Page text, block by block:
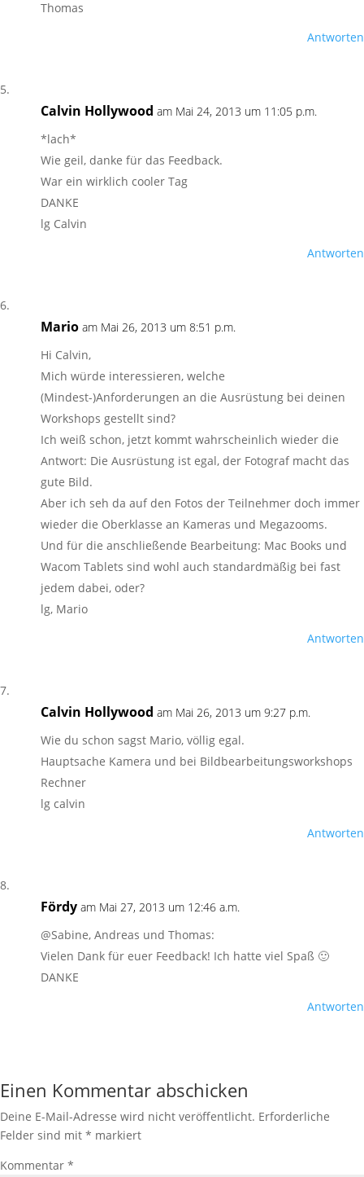
Thomas
Antworten
Calvin Hollywood am Mai 24, 2013 um 11:05 p.m.
*lach*
Wie geil, danke für das Feedback.
War ein wirklich cooler Tag
DANKE
lg Calvin
Antworten
Mario am Mai 26, 2013 um 8:51 p.m.
Hi Calvin,
Mich würde interessieren, welche
(Mindest-)Anforderungen an die Ausrüstung bei deinen
Workshops gestellt sind?
Ich weiß schon, jetzt kommt wahrscheinlich wieder die
Antwort: Die Ausrüstung ist egal, der Fotograf macht das
gute Bild.
Aber ich seh da auf den Fotos der Teilnehmer doch immer
wieder die Oberklasse an Kameras und Megazooms.
Und für die anschließende Bearbeitung: Mac Books und
Wacom Tablets sind wohl auch standardmäßig bei fast
jedem dabei, oder?
lg, Mario
Antworten
Calvin Hollywood am Mai 26, 2013 um 9:27 p.m.
Wie du schon sagst Mario, völlig egal.
Hauptsache Kamera und bei Bildbearbeitungsworkshops
Rechner
lg calvin
Antworten
Fördy am Mai 27, 2013 um 12:46 a.m.
@Sabine, Andreas und Thomas:
Vielen Dank für euer Feedback! Ich hatte viel Spaß 🙂
DANKE
Antworten
Einen Kommentar abschicken
Deine E-Mail-Adresse wird nicht veröffentlicht. Erforderliche
Felder sind mit * markiert
Kommentar *